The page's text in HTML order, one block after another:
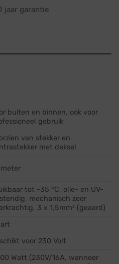
jaar garantie
buiten en binnen, ook voor
gebruik
van stekker en
met deksel
meter
tot -35 °C, olie- en UV-
mechanisch zeer
3 x 1,5mm² (geaard)
voor 230 Volt
Watt (230V/16A, wanneer